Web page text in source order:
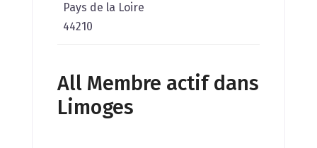
Pays de la Loire
44210
All Membre actif dans
Limoges